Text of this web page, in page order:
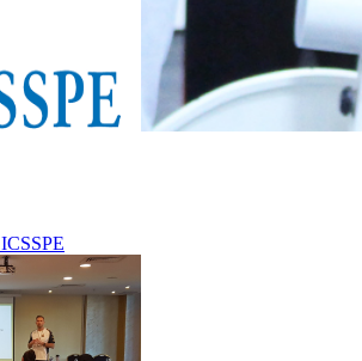
تنبع من
المجتمع
الحصول على عضوية ICSSPE